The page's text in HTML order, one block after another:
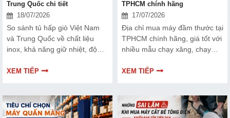
Trung Quốc chi tiết
18/07/2026
So sánh tủ hấp giò Việt Nam
và Trung Quốc về chất liệu
inox, khả năng giữ nhiệt, độ
dụng. Tìm hiểu ưu, nhược
XEM TIẾP
TPHCM chính hãng
17/07/2026
Địa chỉ mua máy đầm thước tại
TPHCM chính hãng, giá tốt với
nhiều mẫu chạy xăng, chạy
giao nhanh, bảo hành đầy đủ.
XEM TIẾP